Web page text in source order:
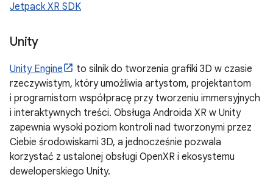
Jetpack XR SDK
Unity
Unity Engine
to silnik do tworzenia grafiki 3D w czasie
rzeczywistym, który umożliwia artystom, projektantom
i programistom współpracę przy tworzeniu immersyjnych
i interaktywnych treści. Obsługa Androida XR w Unity
zapewnia wysoki poziom kontroli nad tworzonymi przez
Ciebie środowiskami 3D, a jednocześnie pozwala
korzystać z ustalonej obsługi OpenXR i ekosystemu
deweloperskiego Unity.